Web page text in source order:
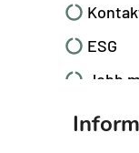
ESG
Jobb